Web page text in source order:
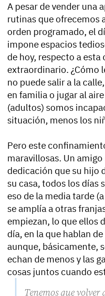
A pesar de vender una
rutinas que ofrecemos
orden programado, el
impone espacios
de hoy, respecto a
extraordinario. ¿Cómo
no puede salir a la
en familia o jugar al
(adultos) somos
situación, menos los
Pero este
maravillosas. Un
dedicación que su hijo
su casa, todos los días
eso de la media tarde
se amplía a otras
empiezan, lo que ellos
día, en la que hablan
aunque, básicamente,
echan de menos y las
cosas juntos cuando
Tenemos que volver